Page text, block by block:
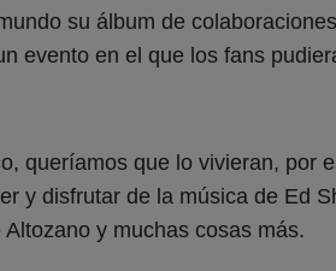
su álbum de
evento en el que los fans
queríamos que lo vivieran, por
y disfrutar de la música de Ed
y muchas cosas más.